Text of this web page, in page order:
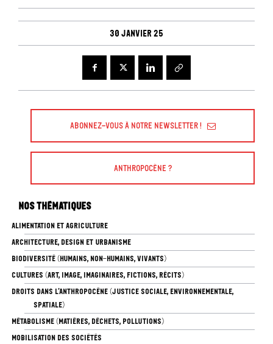
30 janvier 25
Abonnez-vous à Notre Newsletter !
Anthropocène ?
Nos thématiques
ALIMENTATION ET AGRICULTURE
ARCHITECTURE, DESIGN ET URBANISME
BIODIVERSITÉ (HUMAINS, NON-HUMAINS, VIVANTS)
CULTURES (ART, IMAGE, IMAGINAIRES, FICTIONS, RÉCITS)
DROITS DANS L’ANTHROPOCÈNE (JUSTICE SOCIALE, ENVIRONNEMENTALE,
SPATIALE)
MÉTABOLISME (MATIÈRES, DÉCHETS, POLLUTIONS)
MOBILISATION DES SOCIÉTÉS